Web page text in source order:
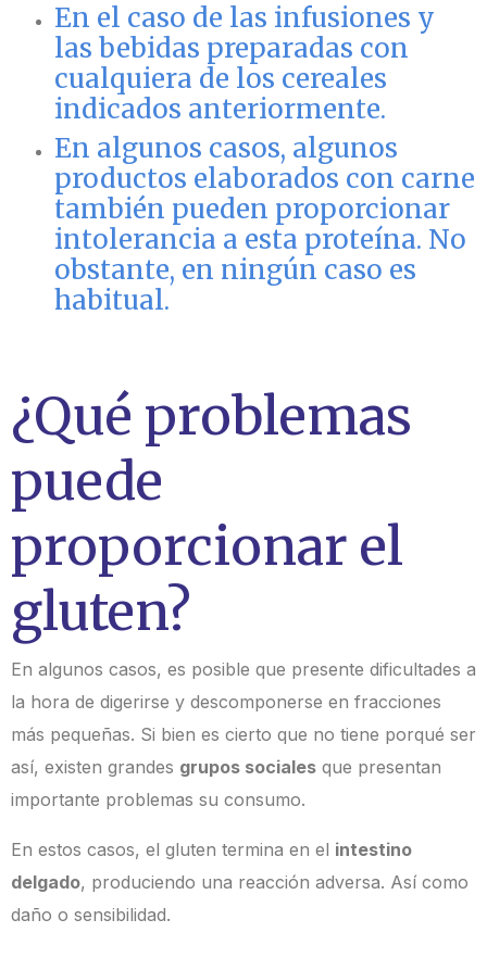
En el caso de las infusiones y
las bebidas preparadas con
cualquiera de los cereales
indicados anteriormente.
En algunos casos, algunos
productos elaborados con carne
también pueden proporcionar
intolerancia a esta proteína. No
obstante, en ningún caso es
habitual.
¿Qué problemas
puede
proporcionar el
gluten?
En algunos casos, es posible que presente dificultades a
la hora de digerirse y descomponerse en fracciones
más pequeñas. Si bien es cierto que no tiene porqué ser
así, existen grandes grupos sociales que presentan
importante problemas su consumo.
En estos casos, el gluten termina en el intestino
delgado, produciendo una reacción adversa. Así como
daño o sensibilidad.